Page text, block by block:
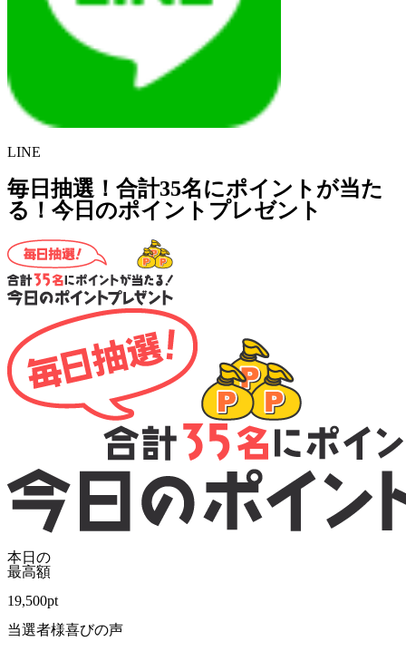
LINE
毎日抽選！合計35名にポイントが当た
る！今日のポイントプレゼント
本日の
最高額
19,500pt
当選者様喜びの声